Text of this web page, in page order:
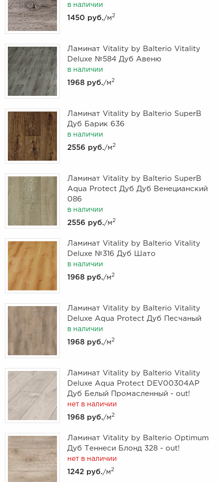
в наличии
1450 руб./м2
Ламинат Vitality by Balterio Vitality
Deluxe №584 Дуб Авеню
в наличии
1968 руб./м2
Ламинат Vitality by Balterio SuperB
Дуб Барик 636
в наличии
2556 руб./м2
Ламинат Vitality by Balterio SuperB
Aqua Protect Дуб Дуб Венецианский
086
в наличии
2556 руб./м2
Ламинат Vitality by Balterio Vitality
Deluxe №316 Дуб Шато
в наличии
1968 руб./м2
Ламинат Vitality by Balterio Vitality
Deluxe Aqua Protect Дуб Песчаный
в наличии
1968 руб./м2
Ламинат Vitality by Balterio Vitality
Deluxe Aqua Protect DEV00304AP
Дуб Белый Промасленный - out!
нет в наличии
1968 руб./м2
Ламинат Vitality by Balterio Optimum
Дуб Теннеси Блонд 328 - out!
нет в наличии
1242 руб./м2